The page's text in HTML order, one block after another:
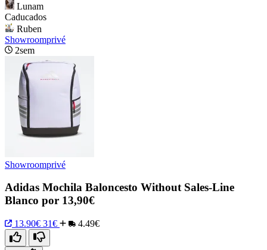
Lunam
Caducados
Ruben
Showroomprivé
2sem
Showroomprivé
Adidas Mochila Baloncesto Without Sales-Line
Blanco por 13,90€
13.90€ 31€ 4.49€